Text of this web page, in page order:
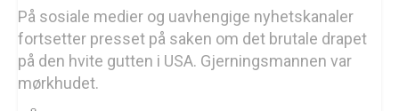
På sosiale medier og uavhengige nyhetskanaler
fortsetter presset på saken om det brutale drapet
på den hvite gutten i USA. Gjerningsmannen var
mørkhudet.